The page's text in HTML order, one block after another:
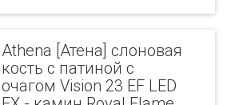
Athena [Атена] слоновая
кость с патиной с
очагом Vision 23 EF LED